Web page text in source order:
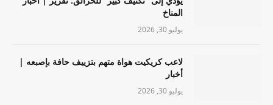
المناخ
يوليو 30, 2026
لاعب كريكيت هواة متهم بتزييف حافة بإصبعه |
أخبار
يوليو 30, 2026